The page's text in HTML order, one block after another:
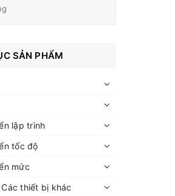
SẢN PHẨM
lập trình
tốc độ
mức
thiết bị khác